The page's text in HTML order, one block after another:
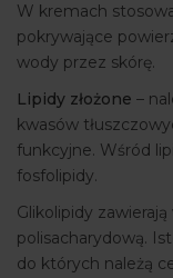
W kremach
pokrywające
wody przez skórę.
Lipidy złożone –
kwasów
funkcyjne. Wśród
fosfolipidy.
Glikolipidy
polisacharydową.
do których należą